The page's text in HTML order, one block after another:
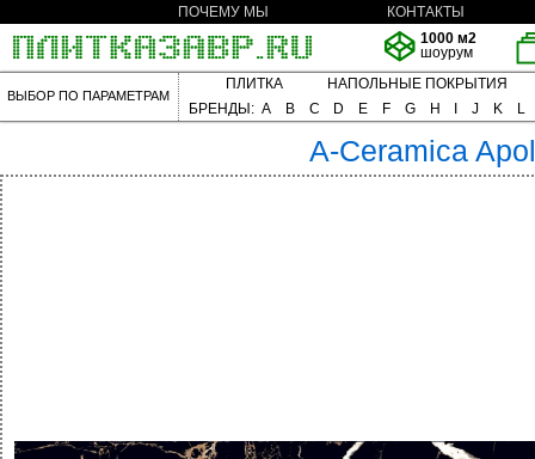
ПОЧЕМУ МЫ
КОНТАКТЫ
1000 м2
шоурум
ВЫБОР ПО ПАРАМЕТРАМ
ПЛИТКА
НАПОЛЬНЫЕ ПОКРЫТИЯ
БРЕНДЫ: A B C D E F G H J K L
A-Ceramica